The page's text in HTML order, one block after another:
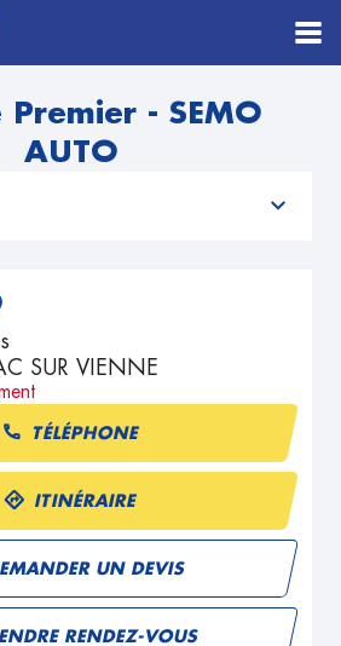
- SEMO
AUTO
SUR VIENNE
TÉLÉPHONE
ITINÉRAIRE
UN DEVIS
RENDEZ-VOUS